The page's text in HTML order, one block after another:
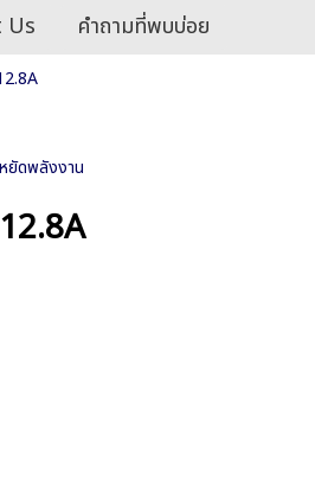
Us คำถามที่พบบ่อย
ยัดพลังงาน